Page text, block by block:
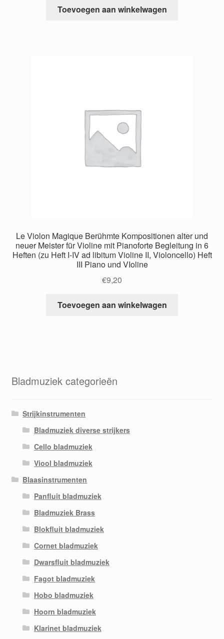
Toevoegen aan winkelwagen
Le Violon Magique Berühmte Kompositionen alter und
neuer Meister für Violine mit Pianoforte Begleitung in 6
Heften (zu Heft I-IV ad libitum Violine II, Violoncello) Heft
III Piano und VIoline
€9,20
Toevoegen aan winkelwagen
Bladmuziek categorieën
Strijkinstrumenten
Bladmuziek diverse strijkers
Cello bladmuziek
Viool bladmuziek
Blaasinstrumenten
Panfluit bladmuziek
Bladmuziek Brass
Blokfluit bladmuziek
Cornet bladmuziek
Dwarsfluit bladmuziek
Fagot bladmuziek
Hobo bladmuziek
Hoorn bladmuziek
Klarinet bladmuziek